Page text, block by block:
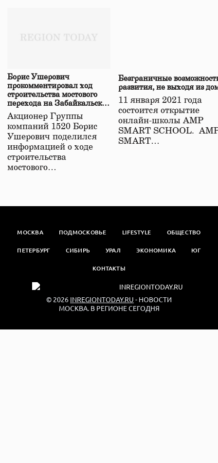
Борис Ушерович
прокомментировал ход
строительства мостового
перехода на Забайкальской
железной дороге
Акционер Группы
компаний 1520 Борис
Ушерович поделился
информацией о ходе
строительства
мостового…
Безграничные
развития, не выходя из
11 января 2021 года
состоится открытие
онлайн-школы АМР
SMART SCHOOL.
SMART…
МОСКВА ПОДМОСКОВЬЕ LIFESTYLE ОБЩЕСТВО
ПЕТЕРБУРГ СИБИРЬ УРАЛ ЭКОНОМИКА ЮГ
КОНТАКТЫ
© 2026 INREGIONTODAY.RU - НОВОСТИ
МОСКВА. В РЕГИОНЕ СЕГОДНЯ